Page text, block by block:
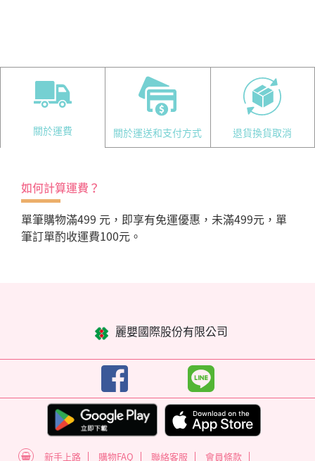
關於運費 關於運送和支付方式 退貨換貨取消
如何計算運費？
單筆購物滿499 元，即享有免運優惠，未滿499元，單
筆訂單酌收運費100元。
麗嬰國際股份有限公司
新手上路 購物FAQ 聯絡客服 會員條款